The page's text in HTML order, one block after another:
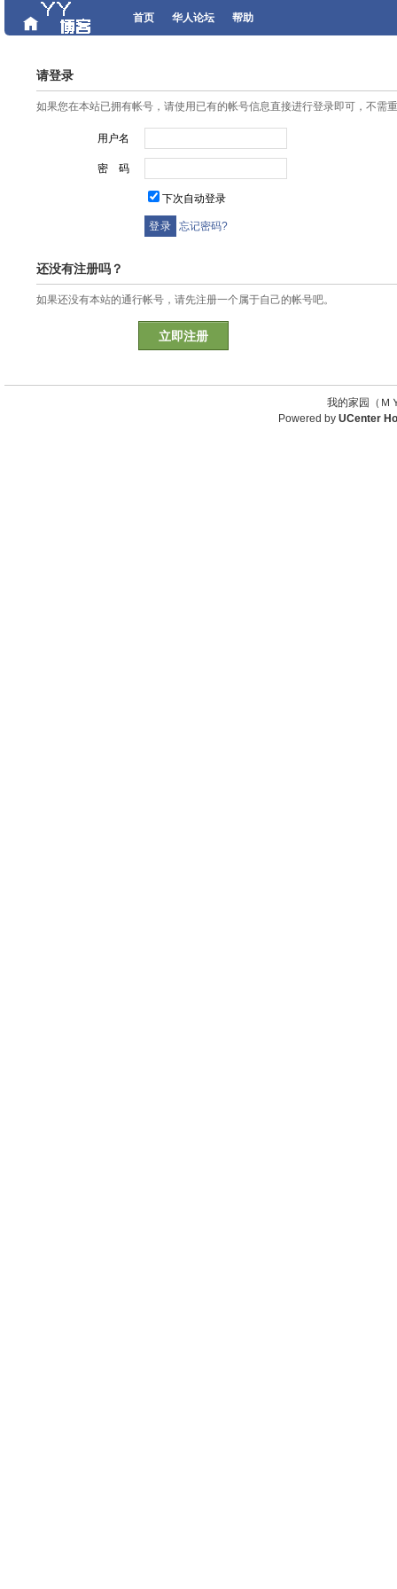
首页 华人论坛 帮助
请登录
如果您在本站已拥有帐号，请使用已有的帐号信息直接进行登录即可，不需
用户名
密 码
下次自动登录
忘记密码?
还没有注册吗？
如果还没有本站的通行帐号，请先注册一个属于自己的帐号吧。
立即注册
我的家园（
Powered by UCenter